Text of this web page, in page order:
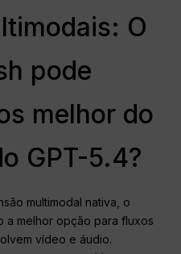
O
pode
melhor do
GPT-5.4?
multimodal nativa, o
a melhor opção para fluxos
vídeo e áudio.